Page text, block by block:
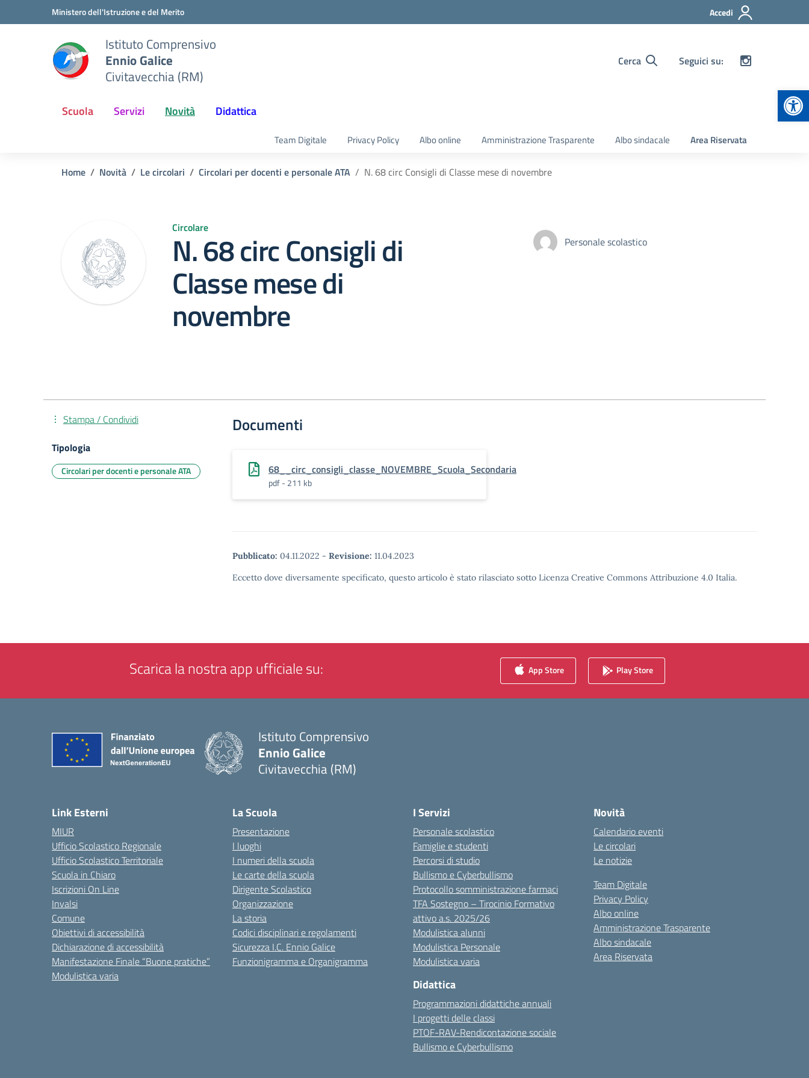
Vai ai contenuti
Vai al menu di navigazioneMinistero dell'Istruzione e del Merito Accedi
Istituto Comprensivo
Ennio Galice
Civitavecchia (RM)
Cerca Seguici su:
Scuola Servizi Novità Didattica
Team Digitale Privacy Policy Albo online Amministrazione Trasparente Albo sindacale Area Riservata
Home Novità Le circolari Circolari per docenti e personale ATA N. 68 circ Consigli di Classe mese di novembre
Circolare
N. 68 circ Consigli di
Classe mese di
novembre
Personale scolastico
Documenti
68__circ_consigli_classe_NOVEMBRE_Scuola_Secondaria
pdf - 211 kb
Pubblicato: 04.11.2022 - Revisione: 11.04.2023
Eccetto dove diversamente specificato, questo articolo è stato rilasciato sotto Licenza Creative Commons Attribuzione 4.0 Italia.
Stampa / Condividi
Tipologia
Circolari per docenti e personale ATA
Scarica la nostra app ufficiale su: App Store Play Store
Istituto Comprensivo
Ennio Galice
Civitavecchia (RM)
Link Esterni
MIUR
Ufficio Scolastico Regionale
Ufficio Scolastico Territoriale
Scuola in Chiaro
Iscrizioni On Line
Invalsi
Comune
Obiettivi di accessibilità
Dichiarazione di accessibilità
Manifestazione Finale “Buone pratiche”
Modulistica varia
La Scuola
Presentazione
I luoghi
I numeri della scuola
Le carte della scuola
Dirigente Scolastico
Organizzazione
La storia
Codici disciplinari e regolamenti
Sicurezza I.C. Ennio Galice
Funzionigramma e Organigramma
I Servizi
Personale scolastico
Famiglie e studenti
Percorsi di studio
Bullismo e Cyberbullismo
Protocollo somministrazione farmaci
TFA Sostegno – Tirocinio Formativo
attivo a.s. 2025/26
Modulistica alunni
Modulistica Personale
Modulistica varia
Didattica
Programmazioni didattiche annuali
I progetti delle classi
PTOF-RAV-Rendicontazione sociale
Bullismo e Cyberbullismo
Novità
Calendario eventi
Le circolari
Le notizie
Team Digitale
Privacy Policy
Albo online
Amministrazione Trasparente
Albo sindacale
Area Riservata